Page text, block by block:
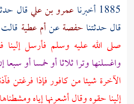
1885 أخبرنا
عمرو بن عليقال
قال حدثتنا حفصةعنأم عطية قالت
صلى الله عليه وسلم فأرسل إلينا
واغسلنها وترا ثلاثا أو خمسا أو
الآخرة شيئا من كافور فإذا فرغتن
إلينا حقوه وقال أشعرنها إياه